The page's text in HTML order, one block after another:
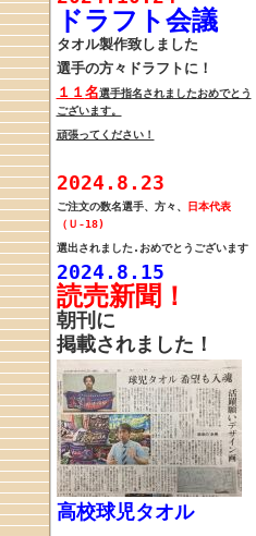
ドラフト会議
タオル製作致しました
選手の方々 ドラフトに！
１１名選手指名されましたおめでとう
ございます。
頑張ってください！
2024.8.23
ご注文の数名選手、方々、
日本代表
（Ｕ-18)
選出されました. おめでとうございます
2024.8.15
読売新聞！
朝刊に
掲載されました！
高校球児タオル